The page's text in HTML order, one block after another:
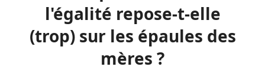
l'égalité repose-t-elle
(trop) sur les épaules des
mères ?